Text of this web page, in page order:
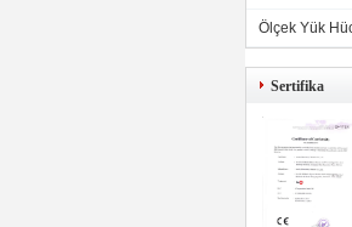
Ölçek Yük
Sertifika